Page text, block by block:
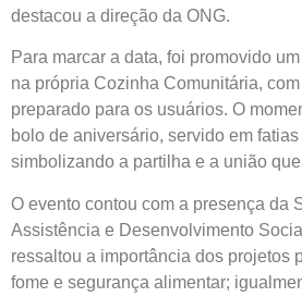
destacou a direção da ONG.
Para marcar a data, foi promovido
na própria Cozinha Comunitária,
preparado para os usuários. O
bolo de aniversário, servido em
simbolizando a partilha e a união
O evento contou com a presença da
Assistência e Desenvolvimento
ressaltou a importância dos projetos
fome e segurança alimentar;